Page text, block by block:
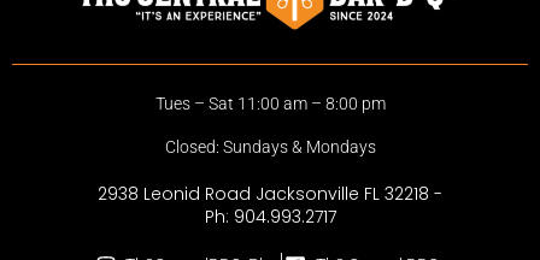
Tues – Sat 11:00 am – 8:00 pm
Closed: Sundays & Mondays
2938 Leonid Road Jacksonville FL 32218 -
Ph: 904.993.2717